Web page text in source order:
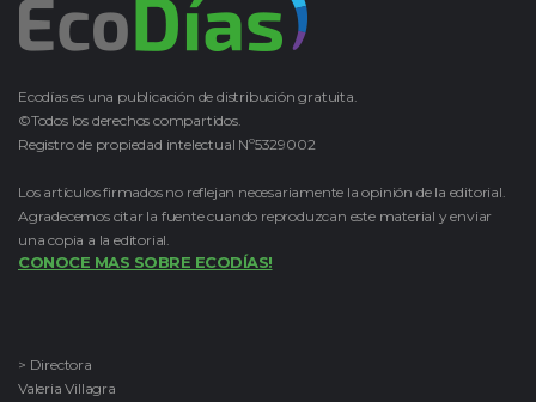
Ecodías es una publicación de distribución gratuita.
©Todos los derechos compartidos.
Registro de propiedad intelectual Nº5329002
Los artículos firmados no reflejan necesariamente la opinión de la editorial.
Agradecemos citar la fuente cuando reproduzcan este material y enviar
una copia a la editorial.
CONOCE MAS SOBRE ECODÍAS!
> Directora
Valeria Villagra